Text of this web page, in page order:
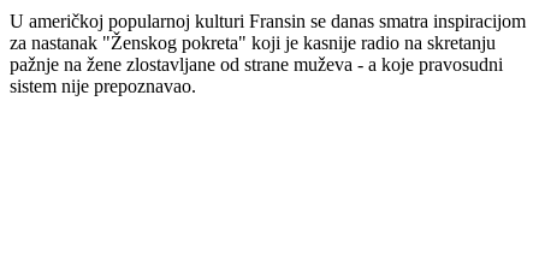
U američkoj popularnoj kulturi Fransin se danas smatra inspiracijom
za nastanak "Ženskog pokreta" koji je kasnije radio na skretanju
pažnje na žene zlostavljane od strane muževa - a koje pravosudni
sistem nije prepoznavao.